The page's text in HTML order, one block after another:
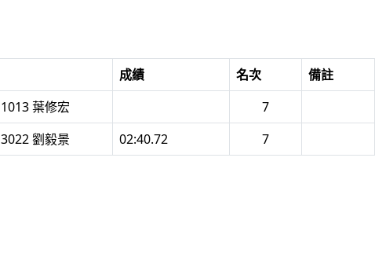
成績 名次
備註
1013 葉修宏
7
3022 劉毅景 02:40.72 7